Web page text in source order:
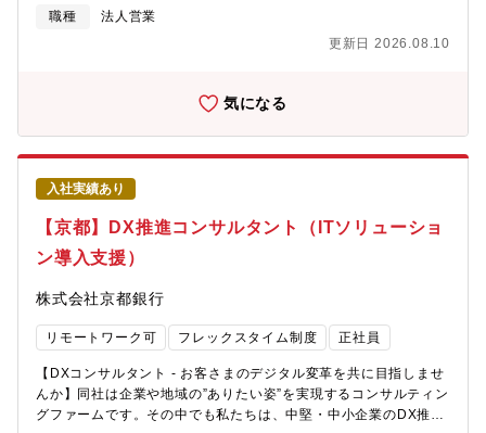
小企業様に対して長期的な成長に根差した支援を提案可能。経営
能。バンカーとして非常に魅力的な環境です。 【事業の特徴】当
たことにより、店舗ネットワークが近畿2府3県（京都府、大阪
府、滋賀県、兵庫県、奈良県）、愛知県、東京都にまで広がり、
各店舗がそれぞれの地域を「地元」とする地域に根ざした活動を
展開しております。【事業の強み】・預金、譲渡性預金…これま
での歴史から、挑戦し続けることにより、全国の地銀トップ10に
入るまで成長しています。・店舗数…2000年以降、店舗は50ヶ店
以上新設し、全国174ヶ所とネットワークを拡充しています。・連
結自己資本比率…国内基準12.56％と、法令に定められている健全
な基準である4％を大きく上回っています。・格付け…安全性、健
タンダード＆プアーズ社A-と、上位に位置する格付けを取得して
います。【現在の挑戦】京都府は、都道府県内企業に占める創業
100年を超える老舗企業の割合が全国トップクラスであると同時
エリアです。京都銀行は、そんな魅力的な特徴を持つエリアでお
客様と共に成長し、名だたる京都企業からの良質な配当金収入も
あり、株式含み益が地方銀行内でトップクラスとなっておりま
職種
法人営業
更新日 2026.08.10
気になる
入社実績あり
【京都】DX推進コンサルタント（ITソリューショ
ン導入支援）
株式会社京都銀行
リモートワーク可 フレックスタイム制度 正社員
【DXコンサルタント - お客さまのデジタル変革を共に目指しませ
んか】同社は企業や地域の”ありたい姿”を実現するコンサルティン
グファームです。その中でも私たちは、中堅・中小企業のDX推進